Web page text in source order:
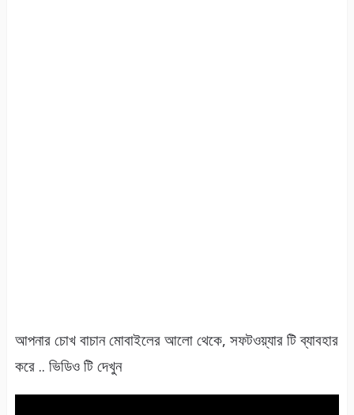
আপনার চোখ বাচান মোবাইলের আলো থেকে, সফটওয়্যার টি ব্যাবহার
করে .. ভিডিও টি দেখুন